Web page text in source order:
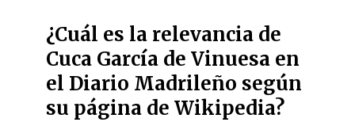
¿Cuál es la relevancia de
Cuca García de Vinuesa en
el Diario Madrileño según
su página de Wikipedia?